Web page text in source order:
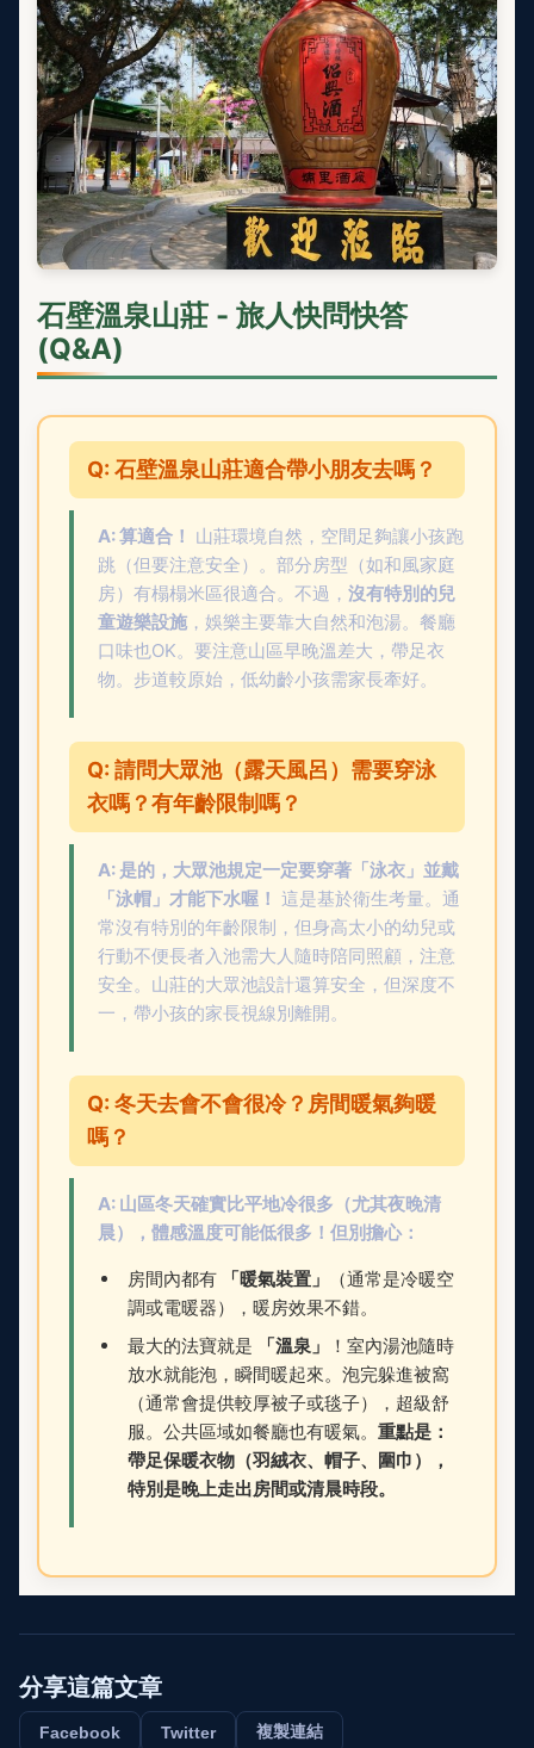
石壁溫泉山莊 - 旅人快問快答
(Q&A)
Q: 石壁溫泉山莊適合帶小朋友去嗎？
A: 算適合！ 山莊環境自然，空間足夠讓小孩跑
跳（但要注意安全）。部分房型（如和風家庭
房）有榻榻米區很適合。不過， 沒有特別的兒
童遊樂設施 ，娛樂主要靠大自然和泡湯。餐廳
口味也OK。要注意山區早晚溫差大，帶足衣
物。步道較原始，低幼齡小孩需家長牽好。
Q: 請問大眾池（露天風呂）需要穿泳
衣嗎？有年齡限制嗎？
A: 是的，大眾池規定一定要穿著「泳衣」並戴
「泳帽」才能下水喔！ 這是基於衛生考量。通
常沒有特別的年齡限制，但身高太小的幼兒或
行動不便長者入池需大人隨時陪同照顧，注意
安全。山莊的大眾池設計還算安全，但深度不
一，帶小孩的家長視線別離開。
Q: 冬天去會不會很冷？房間暖氣夠暖
嗎？
A: 山區冬天確實比平地冷很多（尤其夜晚清
晨），體感溫度可能低很多！但別擔心：
房間內都有 「暖氣裝置」
（通常是冷暖空
調或電暖器），暖房效果不錯。
最大的法寶就是
「溫泉」
！室內湯池隨時
放水就能泡，瞬間暖起來。泡完躲進被窩
（通常會提供較厚被子或毯子），超級舒
服。公共區域如餐廳也有暖氣。 重點是：
帶足保暖衣物（羽絨衣、帽子、圍巾），
特別是晚上走出房間或清晨時段。
分享這篇文章
Facebook Twitter 複製連結